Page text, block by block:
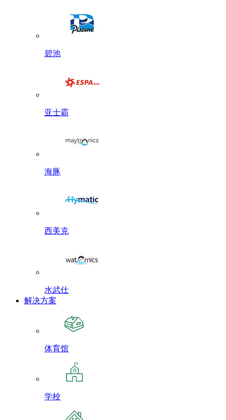
碧池
亚士霸
海豚
西美克
水武仕
解决方案
体育馆
学校